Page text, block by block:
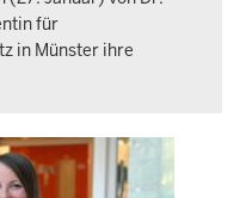
für
in Münster ihre